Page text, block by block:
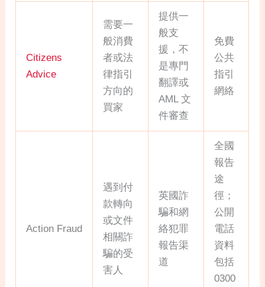
Citizens
Advice
需要一
般消費
者或法
律指引
方向的
買家
提供一
般支
援，不
是專門
翻譯或
AML 文
件審查
免費
公共
指引
網絡
Action Fraud
遇到付
款轉向
或文件
相關詐
騙的受
害人
英國詐
騙和網
絡犯罪
報告渠
道
全國
報告
途
徑；
公開
電話
資料
包括
0300